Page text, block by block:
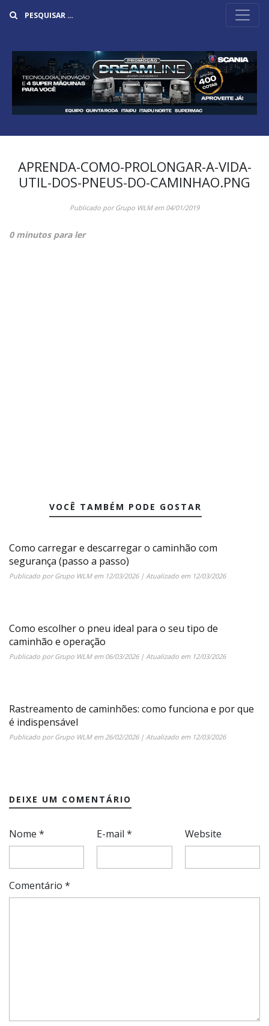
APRENDA-COMO-PROLONGAR-A-VIDA-
UTIL-DOS-PNEUS-DO-CAMINHAO.PNG
Publicado porGrupo WLMem 04/01/2019
0 minutos para ler
VOCÊ TAMBÉM PODE GOSTAR
Como carregar e descarregar o caminhão com
segurança (passo a passo)
Publicado porGrupo WLMem 12/03/2026| Atualizado em 12/03/2026
Como escolher o pneu ideal para o seu tipo de
caminhão e operação
Publicado porGrupo WLMem 06/03/2026| Atualizado em 12/03/2026
Rastreamento de caminhões: como funciona e por que
é indispensável
Publicado porGrupo WLMem26/02/2026| Atualizado em 12/03/2026
DEIXE UM COMENTÁRIO
Nome * E-mail* Website
Comentário *